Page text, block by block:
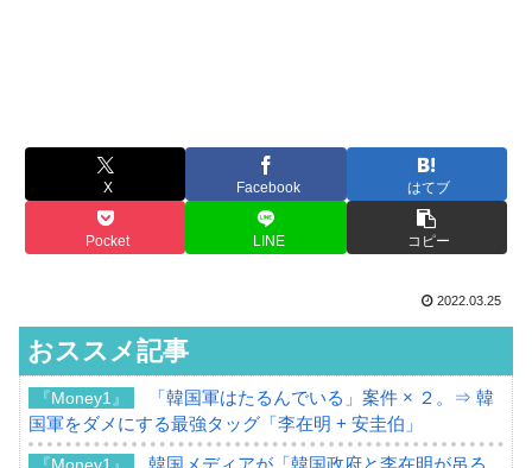
X Facebook はてブ
Pocket LINE コピー
2022.03.25
おススメ記事
『Money1』
「韓国軍はたるんでいる」案件 × ２。⇒ 韓
国軍をダメにする最強タッグ「李在明 + 安圭伯」
『Money1』
韓国メディアが「韓国政府と李在明が吊る